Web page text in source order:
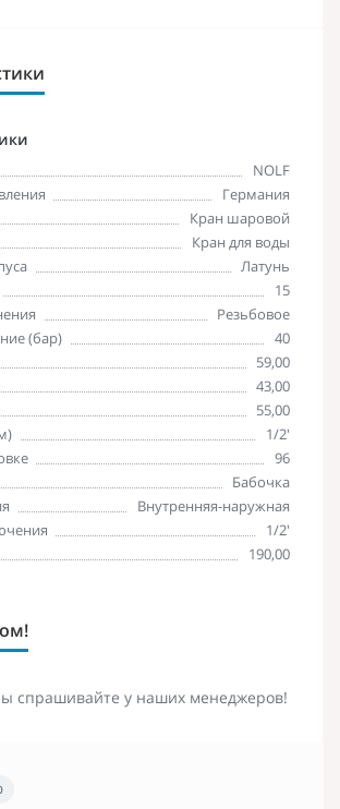
NOLF
Германия
Кран шаровой
Кран для воды
Латунь
15
Резьбовое
(бар)
40
59,00
43,00
55,00
1/2'
96
Бабочка
Внутренняя-наружная
1/2'
190,00
спрашивайте у наших менеджеров!